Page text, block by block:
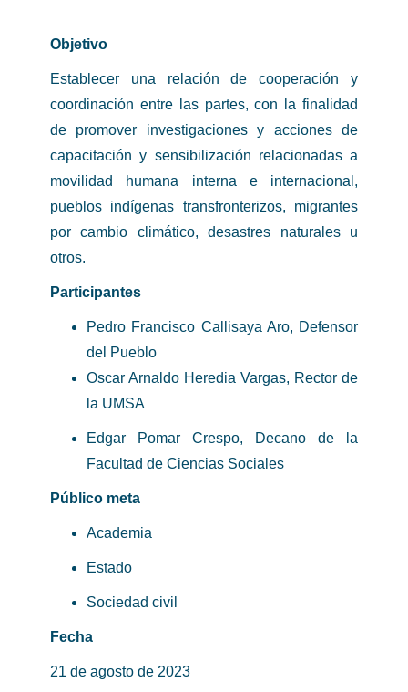
Objetivo
Establecer una relación de cooperación y
coordinación entre las partes, con la finalidad
de promover investigaciones y acciones de
capacitación y sensibilización relacionadas a
movilidad humana interna e internacional,
pueblos indígenas transfronterizos, migrantes
por cambio climático, desastres naturales u
otros.
Participantes
Pedro Francisco Callisaya Aro, Defensor
del Pueblo
Oscar Arnaldo Heredia Vargas, Rector de
la UMSA
Edgar Pomar Crespo, Decano de la
Facultad de Ciencias Sociales
Público meta
Academia
Estado
Sociedad civil
Fecha
21 de agosto de 2023